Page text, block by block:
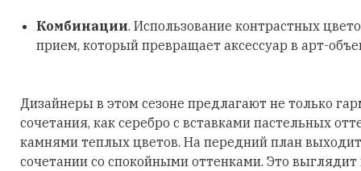
Комбинации. Использование контрастных
прием, который превращает аксессуар в арт-
Дизайнеры в этом сезоне предлагают не только
сочетания, как серебро с вставками пастельных
камнями теплых цветов. На передний план
сочетании со спокойными оттенками. Это